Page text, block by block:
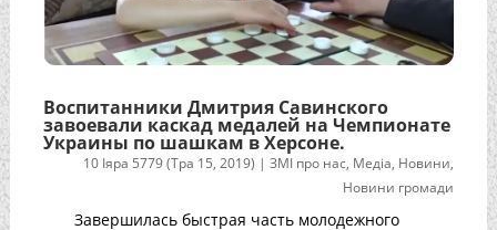
Воспитанники Дмитрия Савинского
завоевали каскад медалей на Чемпионате
Украины по шашкам в Херсоне.
10 Іяра 5779 (Тра 15, 2019) |ЗМІ про нас, Медіа, Новини,
Новини громади
Завершилась быстрая часть молодежного